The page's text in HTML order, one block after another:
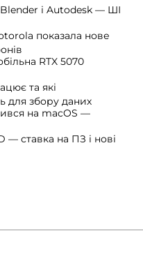
Blender і Autodesk — ШІ
показала нове
RTX 5070
та які
для збору даних
на macOS —
— ставка на ПЗ і нові